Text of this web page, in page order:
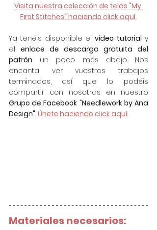
Visita nuestra colección de telas "My
First Stitches" haciendo click aquí.
Ya tenéis disponible el video tutorial y
el enlace de descarga gratuita del
patrón un poco más abajo. Nos
encanta ver vuestros trabajos
terminados, así que lo podéis
Grupo de Facebook "Needlework by Ana
Design". Únete haciendo click aquí.
Materiales necesarios: